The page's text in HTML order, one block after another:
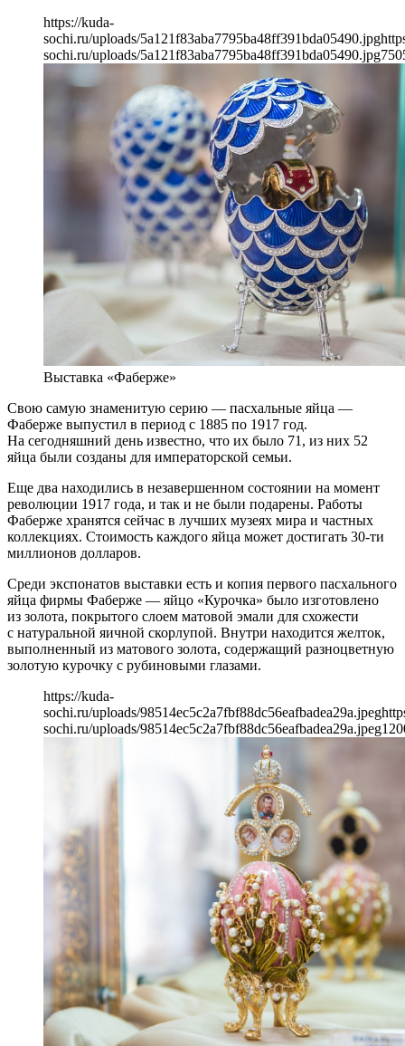
https://kuda-
sochi.ru/uploads/5a121f83aba7795ba48ff391bda05490.jpg
sochi.ru/uploads/5a121f83aba7795ba48ff391bda05490.jpg750
Выставка «Фаберже»
Свою самую знаменитую серию — пасхальные яйца —
Фаберже выпустил в период с 1885 по 1917 год.
На сегодняшний день известно, что их было 71, из них 52
яйца были созданы для императорской семьи.
Еще два находились в незавершенном состоянии на момент
революции 1917 года, и так и не были подарены. Работы
Фаберже хранятся сейчас в лучших музеях мира и частных
коллекциях. Стоимость каждого яйца может достигать 30-ти
миллионов долларов.
Среди экспонатов выставки есть и копия первого пасхального
яйца фирмы Фаберже — яйцо «Курочка» было изготовлено
из золота, покрытого слоем матовой эмали для схожести
с натуральной яичной скорлупой. Внутри находится желток,
выполненный из матового золота, содержащий разноцветную
золотую курочку с рубиновыми глазами.
https://kuda-
sochi.ru/uploads/98514ec5c2a7fbf88dc56eafbadea29a.jpeg
sochi.ru/uploads/98514ec5c2a7fbf88dc56eafbadea29a.jpeg